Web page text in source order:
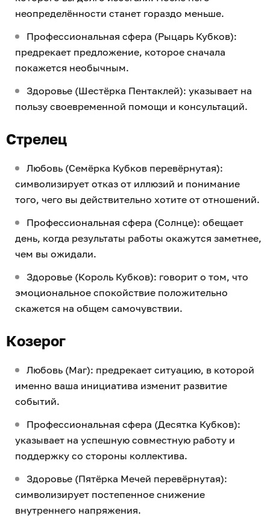
неопределённости станет гораздо меньше.
Профессиональная сфера (Рыцарь Кубков):
предрекает предложение, которое сначала
покажется необычным.
Здоровье (Шестёрка Пентаклей): указывает на
пользу своевременной помощи и консультаций.
Стрелец
Любовь (Семёрка Кубков перевёрнутая):
символизирует отказ от иллюзий и понимание
того, чего вы действительно хотите от отношений.
Профессиональная сфера (Солнце): обещает
день, когда результаты работы окажутся заметнее,
чем вы ожидали.
Здоровье (Король Кубков): говорит о том, что
эмоциональное спокойствие положительно
скажется на общем самочувствии.
Козерог
Любовь (Маг): предрекает ситуацию, в которой
именно ваша инициатива изменит развитие
событий.
Профессиональная сфера (Десятка Кубков):
указывает на успешную совместную работу и
поддержку со стороны коллектива.
Здоровье (Пятёрка Мечей перевёрнутая):
символизирует постепенное снижение
внутреннего напряжения.